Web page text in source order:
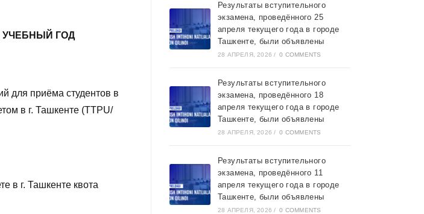
УЧЕБНЫЙ ГОД
для приёма студентов в
в г. Ташкенте (TTPU/
в г. Ташкенте квота
Результаты вступительного
экзамена, проведённого 25
апреля текущего года в городе
Ташкентe, были объявлены
28 АПРЕЛЯ, 2026 / 0 COMMENTS
Результаты вступительного
экзамена, проведённого 18
апреля текущего года в городе
Ташкентe, были объявлены
28 АПРЕЛЯ, 2026 / 0 COMMENTS
Результаты вступительного
экзамена, проведённого 11
апреля текущего года в городе
Ташкентe, были объявлены
28 АПРЕЛЯ, 2026 / 0 COMMENTS